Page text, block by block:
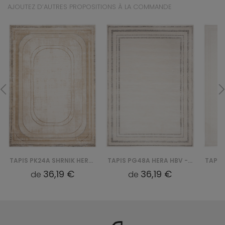
AJOUTEZ D’AUTRES PROPOSITIONS À LA COMMANDE
TAPIS PK24A SHRNIK HERA HBV - KREMOWY
de 36,19 €
TAPIS PG48A HERA HBV - BIAŁY
de 36,19 €